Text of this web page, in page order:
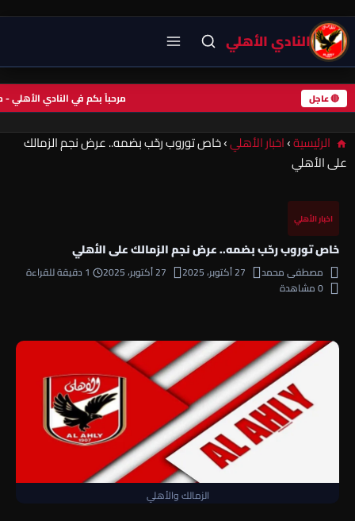
النادي الأهلي
🔴 عاجل مرحباً بكم في النادي
الرئيسية›اخبار الأهلي›خاص توروب رحّب بضمه.. عرض نجم الزمالك
على الأهلي
اخبار الأهلي
خاص توروب رحّب بضمه.. عرض نجم الزمالك على الأهلي
مصطفى محمد 27 أكتوبر، 2025 27 أكتوبر، 2025
1 دقيقة للقراءة
0 مشاهدة
الزمالك والأهلي